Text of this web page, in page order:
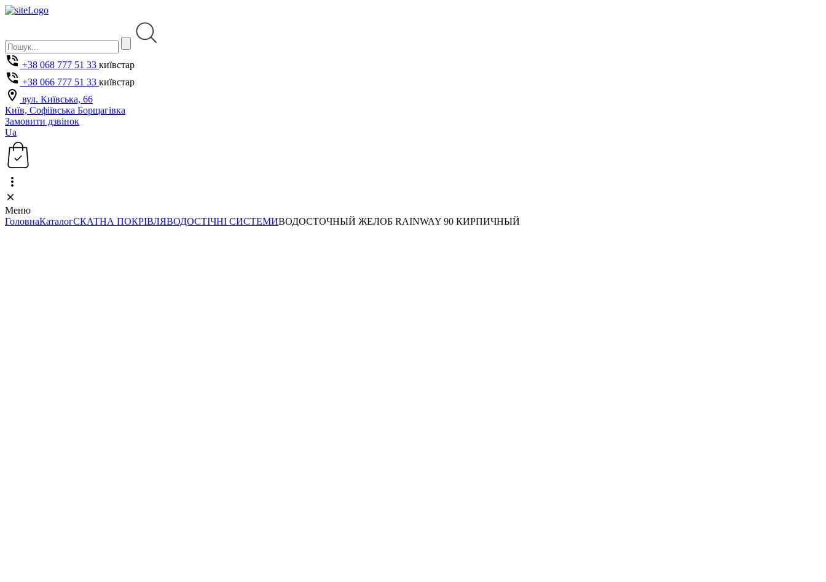
+38 068 777 51 33 київстар
+38 066 777 51 33 київстар
вул. Київська, 66
Київ, Софіївська Борщагівка
Замовити дзвінок
Ua
Меню
ГоловнаКаталогСКАТНА ПОКРІВЛЯВОДОСТІЧНІ СИСТЕМИВОДОСТОЧНЫЙ ЖЕЛОБ RAINWAY 90 КИРПИЧНЫЙ